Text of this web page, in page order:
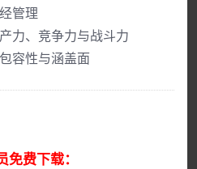
管理
力、竞争力与战斗力
容性与涵盖面
免费下载：